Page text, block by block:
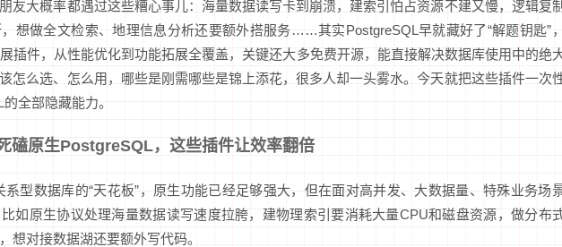
友大概率都遇过这些糟心事儿：海量数据读写卡到崩溃，建索引怕占资源不建又慢，逻辑复制
想做全文检索、地理信息分析还要额外搭服务……其实PostgreSQL早就藏好了“解题钥匙”，
插件，从性能优化到功能拓展全覆盖，关键还大多免费开源，能直接解决数据库使用中的绝
怎么选、怎么用，哪些是刚需哪些是锦上添花，很多人却一头雾水。今天就把这些插件一次
全部隐藏能力。
磕原生PostgreSQL，这些插件让效率翻倍
系型数据库的“天花板”，原生功能已经足够强大，但在面对高并发、大数据量、特殊业务场
如原生协议处理海量数据读写速度拉胯，建物理索引要消耗大量CPU和磁盘资源，做分布
想对接数据湖还要额外写代码。